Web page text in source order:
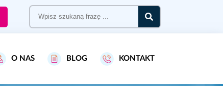
O NAS BLOG KONTAKT